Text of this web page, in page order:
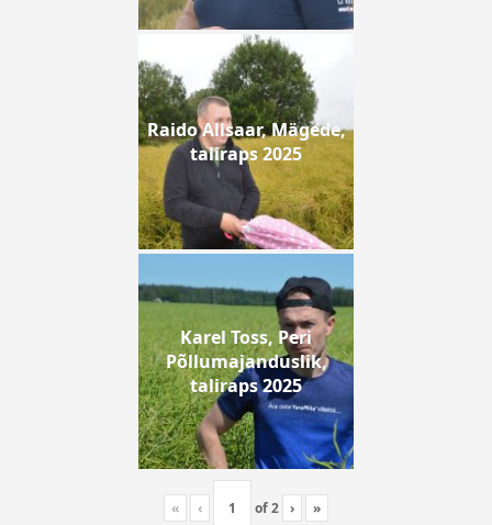
Raido Allsaar, Mägede,
taliraps 2025
Karel Toss, Peri
Põllumajanduslik,
taliraps 2025
« ‹ of2 › »